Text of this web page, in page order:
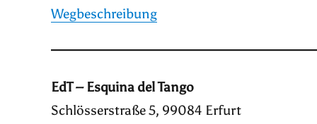
Wegbeschreibung
EdT – Esquina del Tango
Schlösserstraße 5, 99084 Erfurt